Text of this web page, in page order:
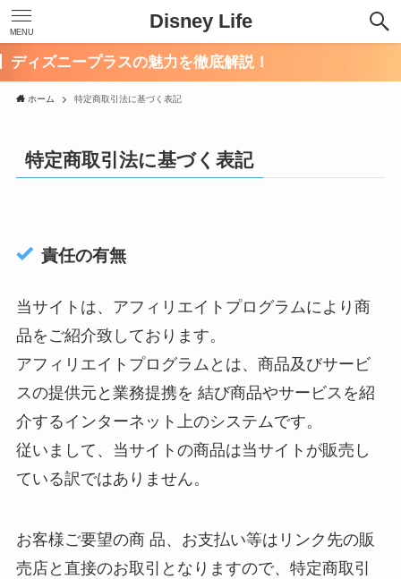
Disney Life
MENU
ィズニープラスの魅力を徹底解説！
ホーム 特定商取引法に基づく表記
特定商取引法に基づく表記
責任の有無
当サイトは、アフィリエイトプログラムにより商
品をご紹介致しております。
アフィリエイトプログラムとは、商品及びサービ
スの提供元と業務提携を 結び商品やサービスを紹
介するインターネット上のシステムです。
従いまして、当サイトの商品は当サイトが販売し
ている訳ではありません。
お客様ご要望の商 品、お支払い等はリンク先の販
売店と直接のお取引となりますので、特定商取引